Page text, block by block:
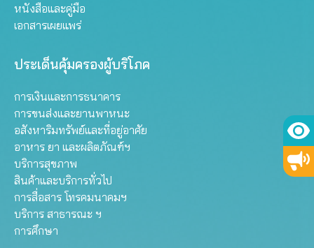
หนังสือและคู่มือ
เอกสารเผยแพร่
ประเด็นคุ้มครองผู้บริโภค
การเงินและการธนาคาร
การขนส่งและยานพาหนะ
อสังหาริมทรัพย์และที่อยู่อาศัย
อาหาร ยา และผลิตภัณฑ์ฯ
บริการสุขภาพ
สินค้าและบริการทั่วไป
การสื่อสาร โทรคมนาคมฯ
บริการ สาธารณะ ฯ
การศึกษา